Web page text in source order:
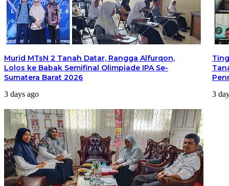
Murid MTsN 2 Tanah Datar, Rangga Alfurqon,
Lolos ke Babak Semifinal Olimpiade IPA Se-
Sumatera Barat 2026
3 days ago 3